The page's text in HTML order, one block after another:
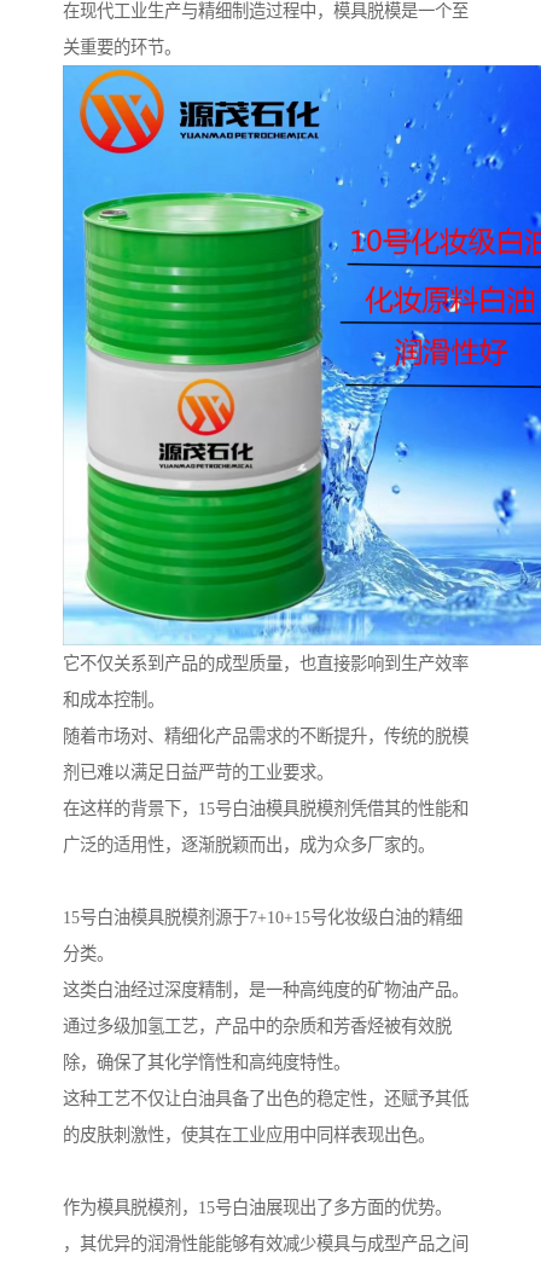
在现代工业生产与精细制造过程中，模具脱模是一个至
关重要的环节。
它不仅关系到产品的成型质量，也直接影响到生产效率
和成本控制。
随着市场对、精细化产品需求的不断提升，传统的脱模
剂已难以满足日益严苛的工业要求。
在这样的背景下，15号白油模具脱模剂凭借其的性能和
广泛的适用性，逐渐脱颖而出，成为众多厂家的。
15号白油模具脱模剂源于7+10+15号化妆级白油的精细
分类。
这类白油经过深度精制，是一种高纯度的矿物油产品。
通过多级加氢工艺，产品中的杂质和芳香烃被有效脱
除，确保了其化学惰性和高纯度特性。
这种工艺不仅让白油具备了出色的稳定性，还赋予其低
的皮肤刺激性，使其在工业应用中同样表现出色。
作为模具脱模剂，15号白油展现出了多方面的优势。
，其优异的润滑性能能够有效减少模具与成型产品之间